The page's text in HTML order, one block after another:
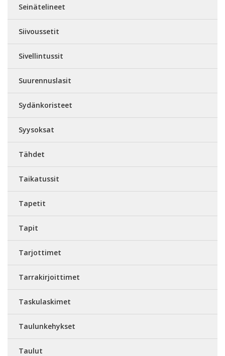
Seinätelineet
Siivoussetit
Sivellintussit
Suurennuslasit
Sydänkoristeet
Syysoksat
Tähdet
Taikatussit
Tapetit
Tapit
Tarjottimet
Tarrakirjoittimet
Taskulaskimet
Taulunkehykset
Taulut